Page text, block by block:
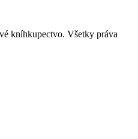
kníhkupectvo. Všetky práva